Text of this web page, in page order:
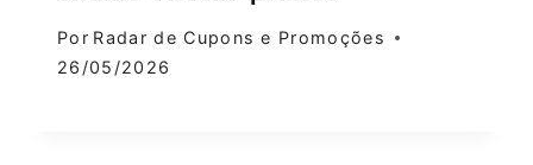
Por Radar de Cupons e Promoções
26/05/2026